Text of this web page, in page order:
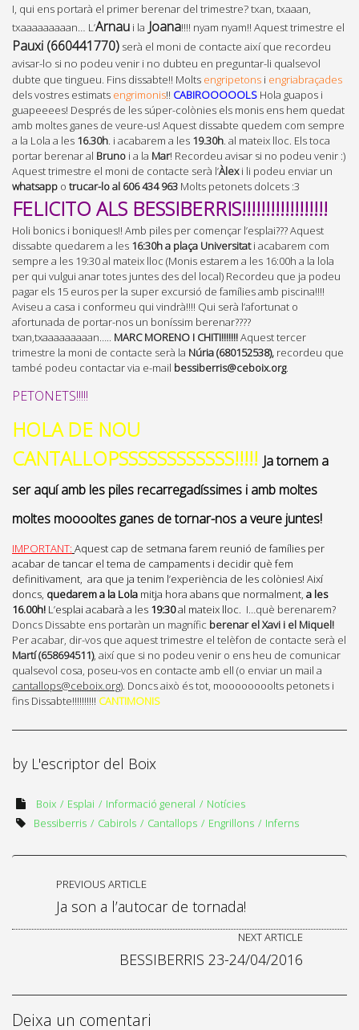
I, qui ens portarà el primer berenar del trimestre? txan, txaaan,
txaaaaaaaaan… L’Arnau i la Joana!!!! nyam nyam!! Aquest trimestre el
Pauxi (660441770) serà el moni de contacte així que recordeu
avisar-lo si no podeu venir i no dubteu en preguntar-li qualsevol
dubte que tingueu. Fins dissabte!! Molts engripetons i engriabraçades
dels vostres estimats engrimonis!! CABIROOOOOLS Hola guapos i
guapeeees! Després de les súper-colònies els monis ens hem quedat
amb moltes ganes de veure-us! Aquest dissabte quedem com sempre
a la Lola a les 16.30h. i acabarem a les 19.30h. al mateix lloc. Els toca
portar berenar al Bruno i a la Mar! Recordeu avisar si no podeu venir :)
Aquest trimestre el moni de contacte serà l’Àlexi li podeu enviar un
whatsapp o trucar-lo al 606 434 963 Molts petonets dolcets :3
FELICITO ALS BESSIBERRIS!!!!!!!!!!!!!!!!!!
Holi bonics i boniques!! Amb piles per començar l’esplai??? Aquest
dissabte quedarem a les 16:30h a plaça Universitati acabarem com
sempre a les 19:30 al mateix lloc (Monis estarem a les 16:00h a la lola
per qui vulgui anar totes juntes des del local) Recordeu que ja podeu
pagar els 15 euros per la super excursió de famílies amb piscina!!!!
Aviseu a casa i conformeu qui vindrà!!!! Qui serà l’afortunat o
afortunada de portar-nos un boníssim berenar????
txan,txaaaaaaaaan….. MARC MORENO I CHITI!!!!!!!Aquest tercer
trimestre la moni de contacte serà la Núria (680152538), recordeu que
també podeu contactar via e-mail bessiberris@ceboix.org.
PETONETS!!!!!
HOLA DE NOU
CANTALLOPSSSSSSSSSSSS!!!!! Ja tornem a
ser aquí amb les piles recarregadíssimes i amb moltes
moltes mooooltes ganes de tornar-nos a veure juntes!
IMPORTANT: Aquest cap de setmana farem reunió de famílies per
acabar de tancar el tema de campaments i decidir què fem
definitivament, ara que ja tenim l’experiència de les colònies! Així
doncs, quedarem a la Lola mitja hora abans que normalment, a les
16.00h! L’esplai acabarà a les 19:30al mateix lloc. I…què berenarem?
Doncs Dissabte ens portaràn un magnífic berenar el Xavi i el Miquel!
Per acabar, dir-vos que aquest trimestre el telèfon de contacte serà el
Martí (658694511), així que si no podeu venir o ens heu de comunicar
qualsevol cosa, poseu-vos en contacte amb ell (o enviar un mail a
cantallops@ceboix.org). Doncs això és tot, moooooooolts petonets i
fins Dissabte!!!!!!!!!! CANTIMONIS
by L'escriptor del Boix
Boix Esplai Informació general
Notícies
Bessiberris
Cabirols Cantallops Engrillons Inferns
PREVIOUS ARTICLE
Ja son a l’autocar de tornada!
NEXT ARTICLE
BESSIBERRIS 23-24/04/2016
Deixa un comentari